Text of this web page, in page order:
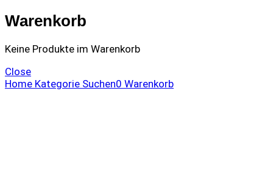
Warenkorb
Keine Produkte im Warenkorb
Close
Home Kategorie Suchen0 Warenkorb